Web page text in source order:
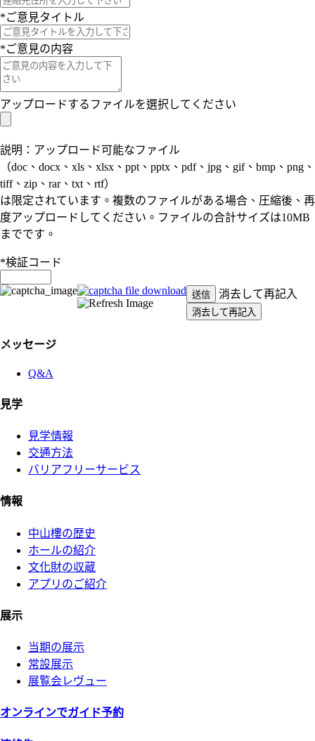
*ご意見タイトル
*ご意見の内容
アップロードするファイルを選択してください
説明：アップロード可能なファイル
（doc、docx、xls、xlsx、ppt、pptx、pdf、jpg、gif、bmp、png、
tiff、zip、rar、txt、rtf）
は限定されています。複数のファイルがある場合、圧縮後、再
度アップロードしてください。ファイルの合計サイズは10MB
までです。
*検証コード
送信 消去して再記入
:::
メッセージ
Q&A
見学
見学情報
交通方法
バリアフリーサービス
情報
中山樓の歴史
ホールの紹介
文化財の収蔵
アプリのご紹介
展示
当期の展示
常設展示
展覧会レヴュー
オンラインでガイド予約